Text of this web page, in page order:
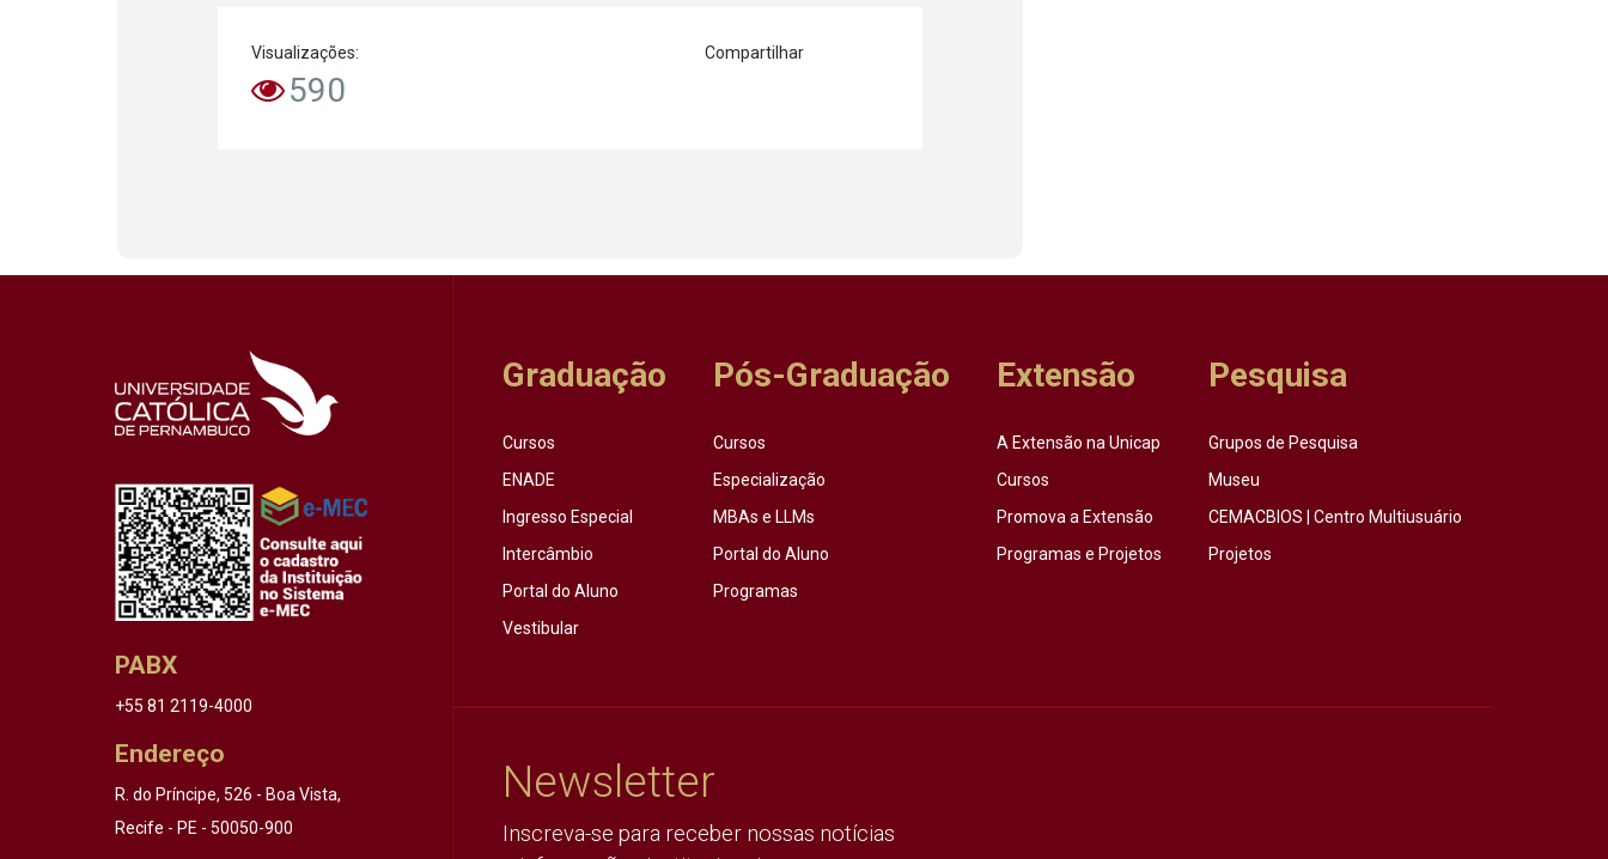
Visualizações:
590
Compartilhar
PABX
+55 81 2119-4000
Endereço
R. do Príncipe, 526 - Boa Vista,
Recife - PE - 50050-900
Graduação
Cursos
ENADE
Ingresso Especial
Intercâmbio
Portal do Aluno
Vestibular
Pós-Graduação
Cursos
Especialização
MBAs e LLMs
Portal do Aluno
Programas
Extensão
A Extensão na Unicap
Cursos
Promova a Extensão
Programas e Projetos
Pesquisa
Grupos de Pesquisa
Museu
CEMACBIOS | Centro Multiusuário
Projetos
Newsletter
Inscreva-se para receber nossas notícias